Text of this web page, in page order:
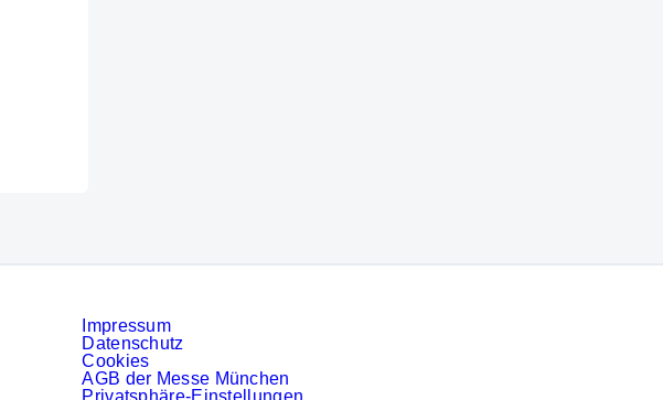
Impressum
Datenschutz
Cookies
AGB der Messe München